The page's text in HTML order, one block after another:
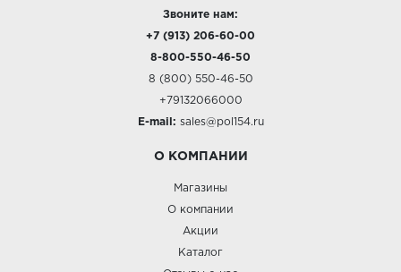
Звоните нам:
+7 (913) 206-60-00
8-800-550-46-50
8 (800) 550-46-50
+79132066000
E-mail: sales@pol154.ru
О КОМПАНИИ
Магазины
О компании
Акции
Каталог